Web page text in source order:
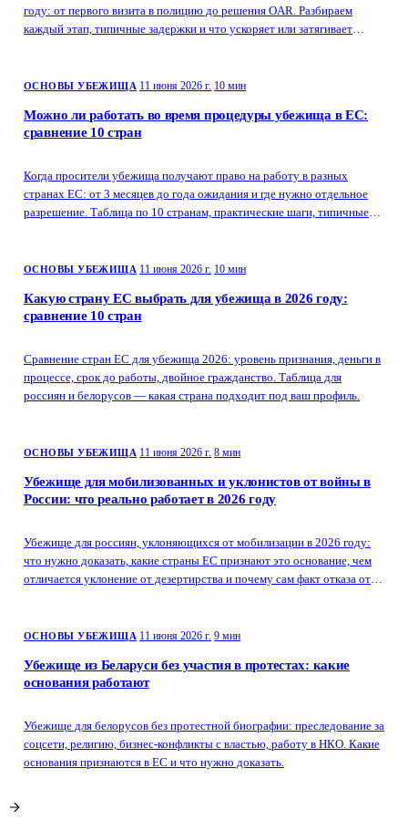
году: от первого визита в полицию до решения OAR. Разбираем
каждый этап, типичные задержки и что ускоряет или затягивает
ОСНОВЫ УБЕЖИЩА 11 июня 2026 г. 10 мин
Можно ли работать во время процедуры убежища в ЕС:
сравнение 10 стран
Когда просители убежища получают право на работу в разных
странах ЕС: от 3 месяцев до года ожидания и где нужно отдельное
разрешение. Таблица по 10 странам, практические шаги, типичные
ОСНОВЫ УБЕЖИЩА 11 июня 2026 г. 10 мин
Какую страну ЕС выбрать для убежища в 2026 году:
сравнение 10 стран
Сравнение стран ЕС для убежища 2026: уровень признания, деньги в
процессе, срок до работы, двойное гражданство. Таблица для
россиян и белорусов — какая страна подходит под ваш профиль.
ОСНОВЫ УБЕЖИЩА 11 июня 2026 г. 8 мин
Убежище для мобилизованных и уклонистов от войны в
России: что реально работает в 2026 году
Убежище для россиян, уклоняющихся от мобилизации в 2026 году:
что нужно доказать, какие страны ЕС признают это основание, чем
отличается уклонение от дезертирства и почему сам факт отказа от
ОСНОВЫ УБЕЖИЩА 11 июня 2026 г. 9 мин
Убежище из Беларуси без участия в протестах: какие
основания работают
Убежище для белорусов без протестной биографии: преследование за
соцсети, религию, бизнес-конфликты с властью, работу в НКО. Какие
основания признаются в ЕС и что нужно доказать.